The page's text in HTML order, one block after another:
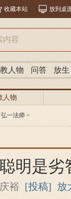
收藏本站 放到桌
人物 问答 放生
人物
弘一法师 >
明是劣
裕 [投稿] 放